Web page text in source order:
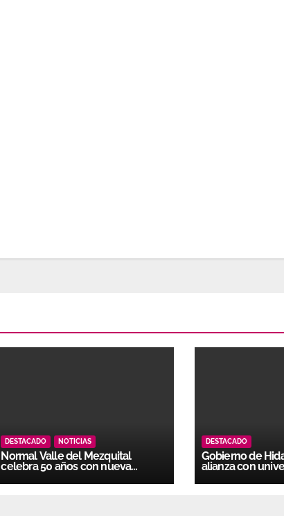
DESTACADO NOTICIAS
Normal Valle del Mezquital
celebra 50 años con nueva
DESTACADO
Gobierno de
alianza con